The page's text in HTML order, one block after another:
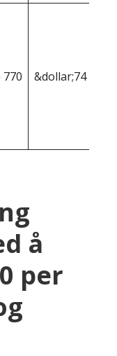
&dollar;74 968
å
per